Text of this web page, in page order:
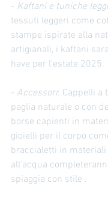
- Kaftani e tuniche
tessuti leggeri come
stampe ispirate alla
artigianali, i kaftani
have per l'estate 2025.
- Accessori: Cappelli a
paglia naturale o con
borse capienti in
gioielli per il corpo
braccialetti in
all’acqua
spiaggia con stile .